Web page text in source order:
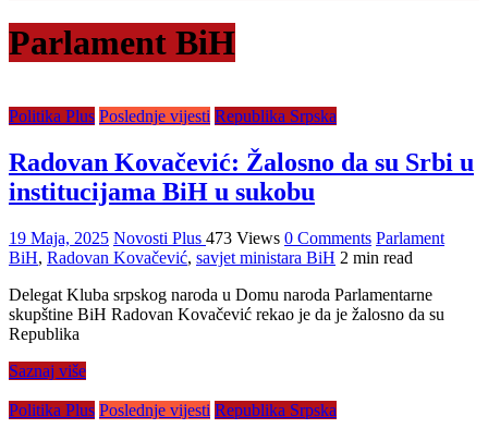
Parlament BiH
Politika Plus Poslednje vijesti Republika Srpska
Radovan Kovačević: Žalosno da su Srbi u
institucijama BiH u sukobu
19 Maja, 2025 Novosti Plus 473 Views 0 Comments Parlament
BiH, Radovan Kovačević, savjet ministara BiH 2 min read
Delegat Kluba srpskog naroda u Domu naroda Parlamentarne
skupštine BiH Radovan Kovačević rekao je da je žalosno da su
Republika
Saznaj više
Politika Plus Poslednje vijesti Republika Srpska